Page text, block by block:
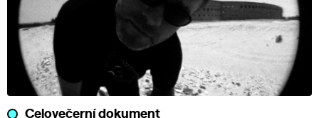
Celovečerní dokument